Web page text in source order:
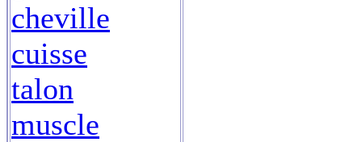
cheville
cuisse
talon
muscle